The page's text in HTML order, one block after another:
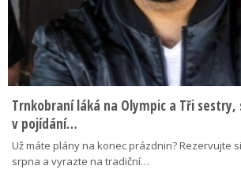
Trnkobraní láká na Olympic a Tři sestry,
v pojídání…
Už máte plány na konec prázdnin? Rezervujte
srpna a vyrazte na tradiční…